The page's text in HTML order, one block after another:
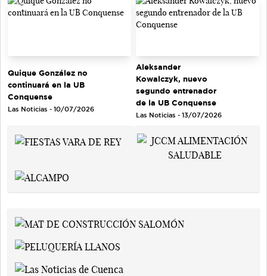
Quique González no
continuará en la UB
Conquense
Las Noticias - 10/07/2026
Aleksander
Kowalczyk, nuevo
segundo entrenador
de la UB Conquense
Las Noticias - 13/07/2026